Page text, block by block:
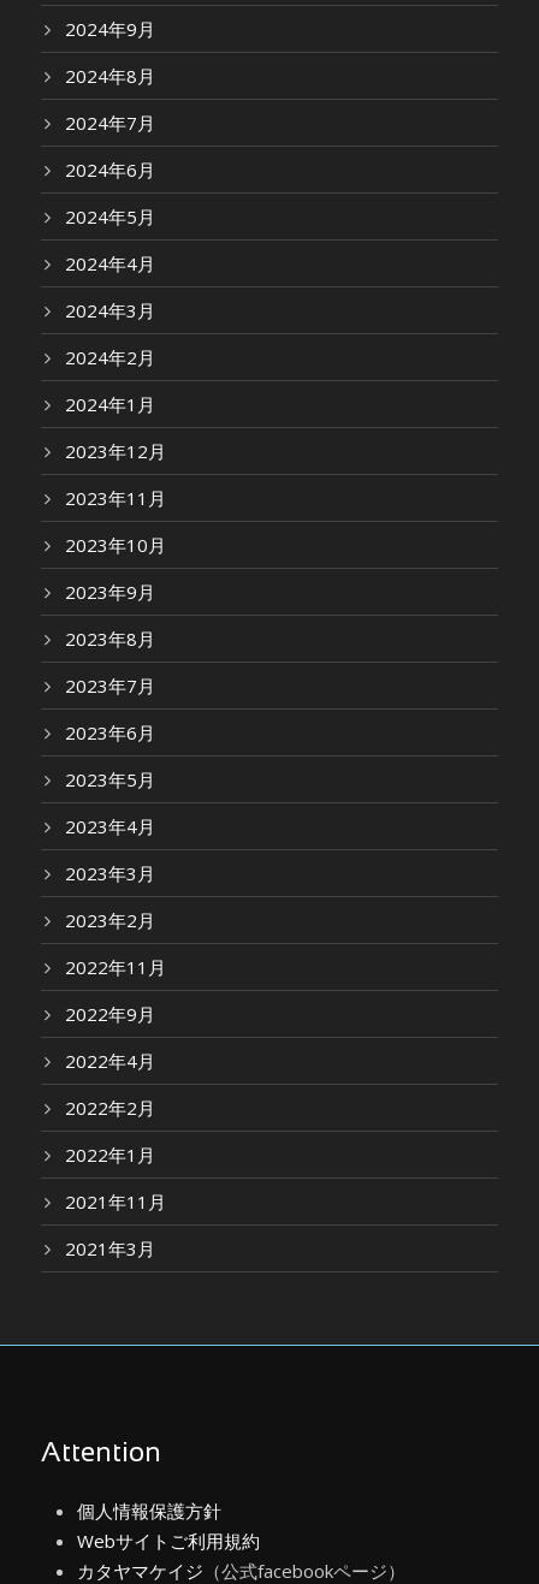
2024年9月
2024年8月
2024年7月
2024年6月
2024年5月
2024年4月
2024年3月
2024年2月
2024年1月
2023年12月
2023年11月
2023年10月
2023年9月
2023年8月
2023年7月
2023年6月
2023年5月
2023年4月
2023年3月
2023年2月
2022年11月
2022年9月
2022年4月
2022年2月
2022年1月
2021年11月
2021年3月
Attention
個人情報保護方針
Webサイトご利用規約
カタヤマケイジ （公式facebookページ）